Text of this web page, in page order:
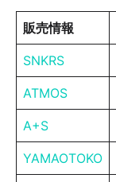
販売情報
SNKRS
ATMOS
A+S
YAMAOTOKO